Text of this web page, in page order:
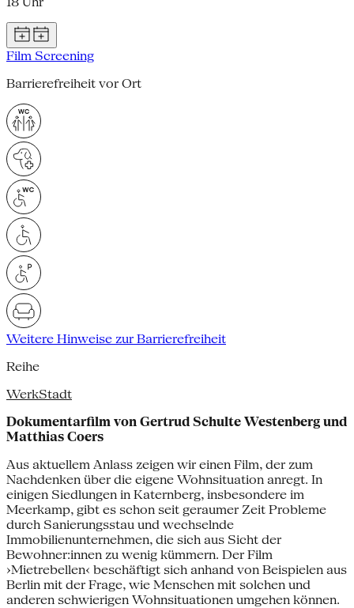
Film Screening
Barrierefreiheit vor Ort
Weitere Hinweise zur Barrierefreiheit
Reihe
WerkStadt
Dokumentarfilm von Gertrud Schulte Westenberg und
Matthias Coers
Aus aktuellem Anlass zeigen wir einen Film, der zum
Nachdenken über die eigene Wohnsituation anregt. In
einigen Siedlungen in Katernberg, insbesondere im
Meerkamp, gibt es schon seit geraumer Zeit Probleme
durch Sanierungsstau und wechselnde
Immobilienunternehmen, die sich aus Sicht der
Bewohner:innen zu wenig kümmern. Der Film
›Mietrebellen‹ beschäftigt sich anhand von Beispielen aus
Berlin mit der Frage, wie Menschen mit solchen und
anderen schwierigen Wohnsituationen umgehen können.